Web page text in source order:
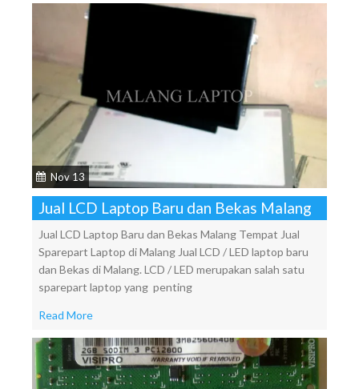
Nov 13
Jual LCD Laptop Baru dan Bekas Malang
Jual LCD Laptop Baru dan Bekas Malang Tempat Jual
Sparepart Laptop di Malang Jual LCD / LED laptop baru
dan Bekas di Malang. LCD / LED merupakan salah satu
sparepart laptop yang penting
Read More